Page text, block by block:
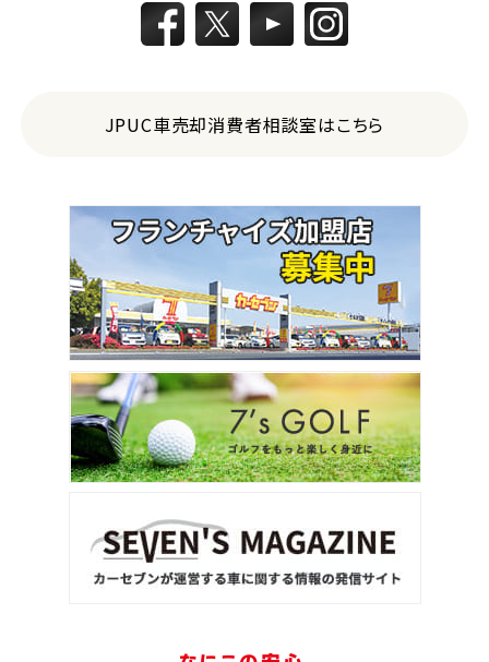
JPUC車売却消費者相談室はこちら